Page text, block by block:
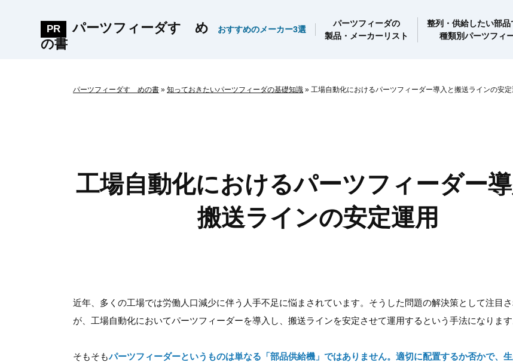
パーツフィーダすゝめ
の書
おすすめのメーカー3選
パーツフィーダの
製品・メーカーリスト
整列・供給したい部品
種類別パーツフィ
パーツフィーダすゝめの書 » 知っておきたいパーツフィーダの基礎知識 » 工場自動化におけるパーツフィーダー導入と搬送ラインの安定
工場自動化におけるパーツフィーダー
搬送ラインの安定運用
近年、多くの工場では労働人口減少に伴う人手不足に悩まされています。そうした問題の解決策として注目
が、工場自動化においてパーツフィーダーを導入し、搬送ラインを安定させて運用するという手法になります
そもそもパーツフィーダーというものは単なる「部品供給機」ではありません。適切に配置するか否かで、